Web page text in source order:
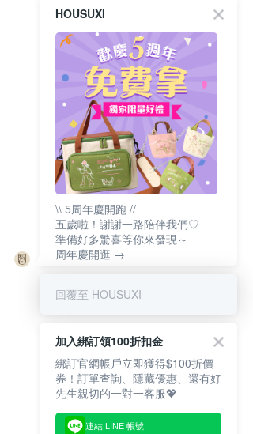
HOUSUXI
\\ 5周年慶開跑 //
五歲啦！謝謝一路陪伴我們♡
準備好多驚喜等你來發現～
周年慶開逛 →
回覆至 HOUSUXI
加入綁訂領100折扣金
綁訂官網帳戶立即獲得$100折價
券！訂單查詢、隱藏優惠、還有好
先生親切的一對一客服💖
連結 LINE 帳號